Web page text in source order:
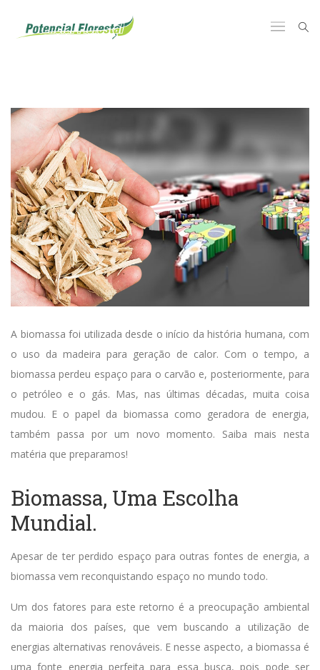
A biomassa foi utilizada desde o início da história humana, com
o uso da madeira para geração de calor. Com o tempo, a
biomassa perdeu espaço para o carvão e, posteriormente, para
o petróleo e o gás. Mas, nas últimas décadas, muita coisa
mudou. E o papel da biomassa como geradora de energia,
também passa por um novo momento. Saiba mais nesta
matéria que preparamos!
Biomassa, Uma Escolha
Mundial.
Apesar de ter perdido espaço para outras fontes de energia, a
biomassa vem reconquistando espaço no mundo todo.
Um dos fatores para este retorno é a preocupação ambiental
da maioria dos países, que vem buscando a utilização de
energias alternativas renováveis. E nesse aspecto, a biomassa é
uma fonte energia perfeita para essa busca, pois pode ser